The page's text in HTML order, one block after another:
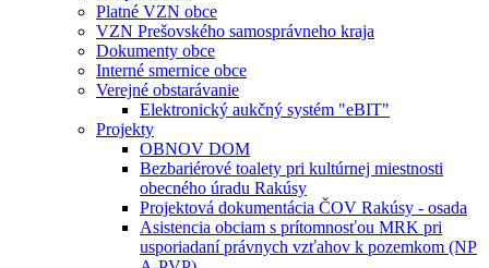
Platné VZN obce
VZN Prešovského samosprávneho kraja
Dokumenty obce
Interné smernice obce
Verejné obstarávanie
Elektronický aukčný systém "eBIT"
Projekty
OBNOV DOM
Bezbariérové toalety pri kultúrnej miestnosti
obecného úradu Rakúsy
Projektová dokumentácia ČOV Rakúsy - osada
Asistencia obciam s prítomnosťou MRK pri
usporiadaní právnych vzťahov k pozemkom (NP